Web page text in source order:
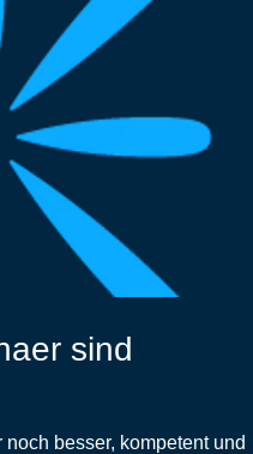
sind
besser, kompetent und